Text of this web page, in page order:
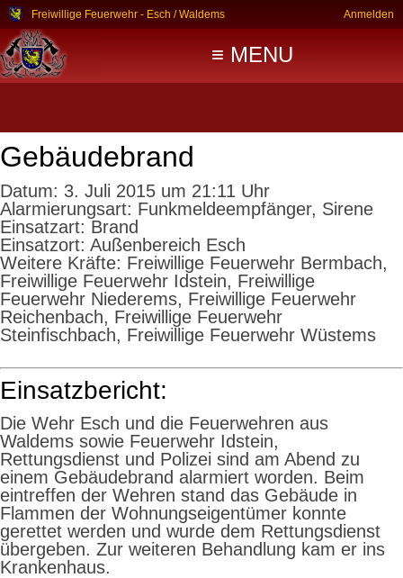
Freiwillige Feuerwehr - Esch / Waldems Anmelden
≡ MENU
Gebäudebrand
Datum: 3. Juli 2015 um 21:11 Uhr
Alarmierungsart: Funkmeldeempfänger, Sirene
Einsatzart: Brand
Einsatzort: Außenbereich Esch
Weitere Kräfte: Freiwillige Feuerwehr Bermbach,
Freiwillige Feuerwehr Idstein, Freiwillige
Feuerwehr Niederems, Freiwillige Feuerwehr
Reichenbach, Freiwillige Feuerwehr
Steinfischbach, Freiwillige Feuerwehr Wüstems
Einsatzbericht:
Die Wehr Esch und die Feuerwehren aus
Waldems sowie Feuerwehr Idstein,
Rettungsdienst und Polizei sind am Abend zu
einem Gebäudebrand alarmiert worden. Beim
eintreffen der Wehren stand das Gebäude in
Flammen der Wohnungseigentümer konnte
gerettet werden und wurde dem Rettungsdienst
übergeben. Zur weiteren Behandlung kam er ins
Krankenhaus.